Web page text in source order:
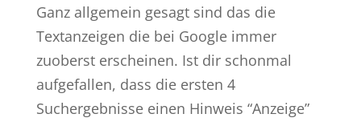
Ganz allgemein gesagt sind das die
Textanzeigen die bei Google immer
zuoberst erscheinen. Ist dir schonmal
aufgefallen, dass die ersten 4
Suchergebnisse einen Hinweis “Anzeige”